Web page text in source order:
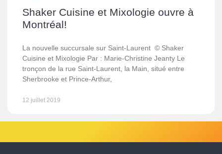
Shaker Cuisine et Mixologie ouvre à
Montréal!
La nouvelle succursale sur Saint-Laurent © Shaker
Cuisine et Mixologie Par : Marie-Christine Jeanty Le
tronçon de la rue Saint-Laurent, la Main, situé entre
Sherbrooke et Prince-Arthur,
12 juillet 2019